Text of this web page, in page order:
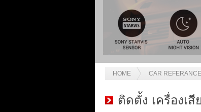
HOME CAR REFERANCE
ติดตั้ง เครื่องเ